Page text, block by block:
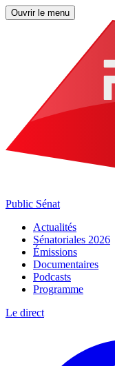
Ouvrir le menu
Public Sénat
Actualités
Sénatoriales 2026
Émissions
Documentaires
Podcasts
Programme
Le direct